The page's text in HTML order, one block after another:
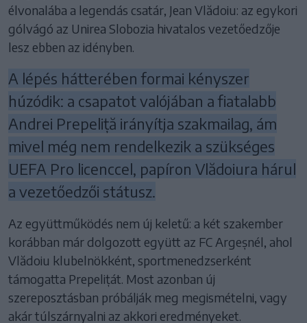
élvonalába a legendás csatár, Jean Vlădoiu: az egykori
gólvágó az Unirea Slobozia hivatalos vezetőedzője
lesz ebben az idényben.
A lépés hátterében formai kényszer
húzódik: a csapatot valójában a fiatalabb
Andrei Prepeliță irányítja szakmailag, ám
mivel még nem rendelkezik a szükséges
UEFA Pro licenccel, papíron Vlădoiura hárul
a vezetőedzői státusz.
Az együttműködés nem új keletű: a két szakember
korábban már dolgozott együtt az FC Argeșnél, ahol
Vlădoiu klubelnökként, sportmenedzserként
támogatta Prepelițát. Most azonban új
szereposztásban próbálják meg megismételni, vagy
akár túlszárnyalni az akkori eredményeket.